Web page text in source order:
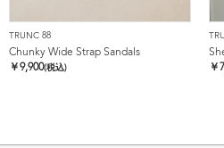
TRUNC 88
Chunky Wide Strap Sandals
￥9,900(税込)
￥